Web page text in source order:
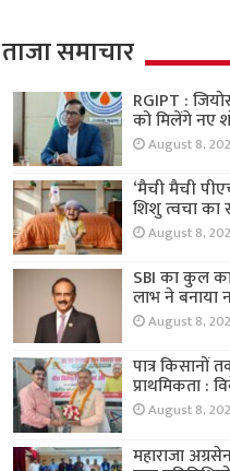
ताजा समाचार
RGIPT :
को मिलेंगे नए
August 8,
‘मैची मैची
शिशु त्वचा
August 8,
SBI का कुल
लाभ ने बनाया
August 8,
पात्र
प्राथमिकता :
August 8,
महाराजा